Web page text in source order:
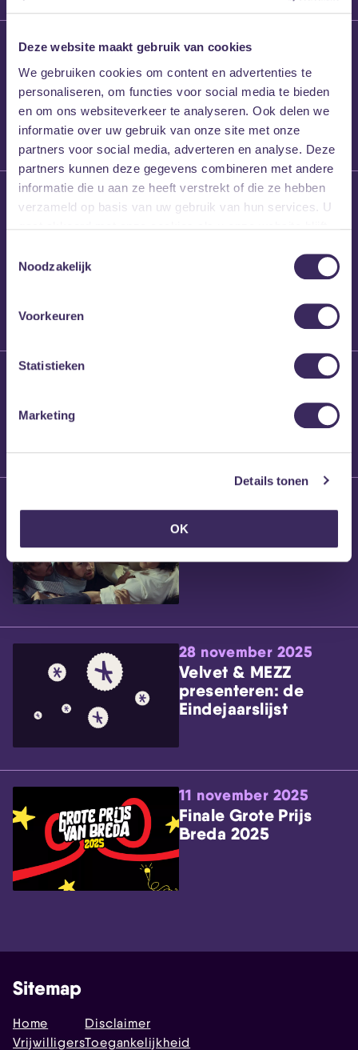
Deze website maakt gebruik van cookies
We gebruiken cookies om content en advertenties te
personaliseren, om functies voor social media te bieden
en om ons websiteverkeer te analyseren. Ook delen we
informatie over uw gebruik van onze site met onze
partners voor social media, adverteren en analyse. Deze
partners kunnen deze gegevens combineren met andere
informatie die u aan ze heeft verstrekt of die ze hebben
verzameld op basis van uw gebruik van hun services. U
Noodzakelijk
Voorkeuren
Statistieken
Marketing
Details tonen
OK
27 maart 2026
Willem’s Blog:
Frans Kalf
26 maart 2026
Willem’s Blog: High
Brennt Vanneste
Willem’s Blog: Ão
28 november 2025
Velvet & MEZZ
presenteren: de
Eindejaarslijst
11 november 2025
Finale Grote Prijs
Breda 2025
Sitemap
Home
Vrijwilligers
Disclaimer
Toegankelijkheid